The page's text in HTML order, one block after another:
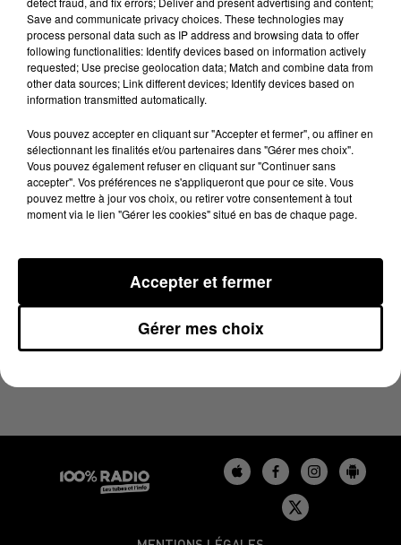
Lecture (1 min 14 sec)
100%
19 mai 2025 - 1 min 14 sec
L'AGENDA DE L'AUDE DU 19/05/2025 À 13H34
Save and communicate privacy choices. These technologies may
process personal data such as IP address and browsing data to offer
following functionalities: Identify devices based on information actively
requested; Use precise geolocation data; Match and combine data from
other data sources; Link different devices; Identify devices based on
information transmitted automatically.
Vous pouvez accepter en cliquant sur "Accepter et fermer", ou affiner en
sélectionnant les finalités et/ou partenaires dans "Gérer mes choix".
Vous pouvez également refuser en cliquant sur "Continuer sans
accepter". Vos préférences ne s'appliqueront que pour ce site. Vous
pouvez mettre à jour vos choix, ou retirer votre consentement à tout
moment via le lien "Gérer les cookies" situé en bas de chaque page.
Gérer mes choix
Accepter et fermer